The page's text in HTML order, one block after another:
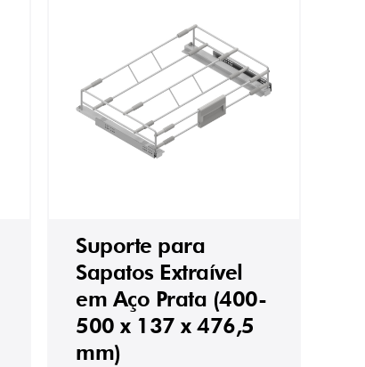
Suporte para
Sapatos Extraível
em Aço Prata (400-
500 x 137 x 476,5
mm)